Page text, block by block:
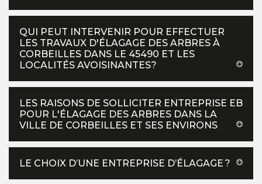
QUI PEUT INTERVENIR POUR EFFECTUER
LES TRAVAUX D'ÉLAGAGE DES ARBRES À
CORBEILLES DANS LE 45490 ET LES
LOCALITÉS AVOISINANTES?
LES RAISONS DE SOLLICITER ENTREPRISE EB
POUR L'ÉLAGAGE DES ARBRES DANS LA
VILLE DE CORBEILLES ET SES ENVIRONS
LE CHOIX D’UNE ENTREPRISE D’ÉLAGAGE ?